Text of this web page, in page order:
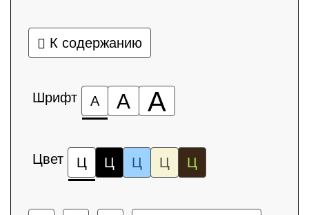
К содержанию
Шрифт А А А
Цвет Ц Ц Ц Ц Ц